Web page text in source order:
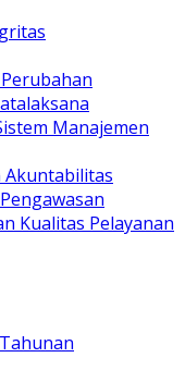
Manajemen
Akuntabilitas
Kualitas Pelayanan